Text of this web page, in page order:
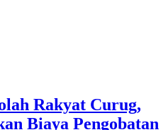
Rakyat Curug,
Biaya Pengobatan